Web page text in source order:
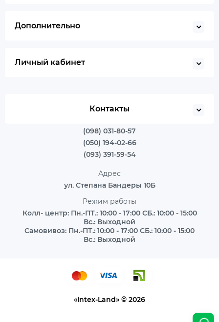
Дополнительно
Личный кабинет
Контакты
(098) 031-80-57
(050) 194-02-66
(093) 391-59-54
Адрес
ул. Степана Бандеры 10Б
Режим работы
Колл- центр: Пн.-ПТ.: 10:00 - 17:00 СБ.: 10:00 - 15:00
Вс.: Выходной
Самовивоз: Пн.-ПТ.: 10:00 - 17:00 СБ.: 10:00 - 15:00
Вс.: Выходной
«Intex-Land» © 2026